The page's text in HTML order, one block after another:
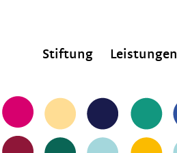
Stiftung Leistungen